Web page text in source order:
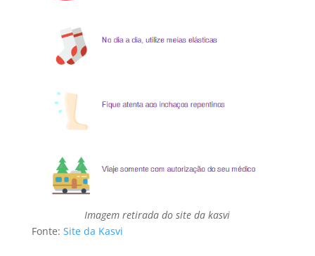
Imagem retirada do site da kasvi
Fonte: Site da Kasvi